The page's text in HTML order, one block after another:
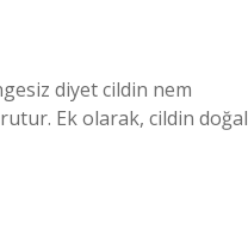
diyet cildin nem
Ek olarak, cildin doğal